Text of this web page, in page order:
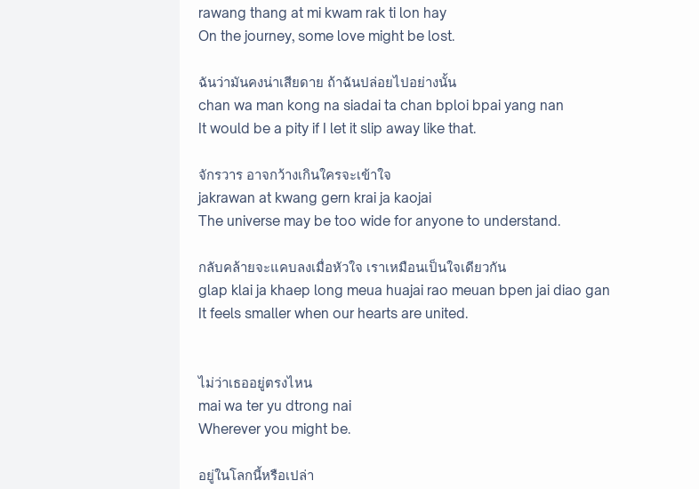
rawang thang at mi kwam rak ti lon hay
On the journey, some love might be lost.
ฉันว่ามันคงน่าเสียดาย ถ้าฉันปล่อยไปอย่างนั้น
chan wa man kong na siadai ta chan bploi bpai yang nan
It would be a pity if I let it slip away like that.
จักรวาร อาจกว้างเกินใครจะเข้าใจ
jakrawan at kwang gern krai ja kaojai
The universe may be too wide for anyone to understand.
กลับคล้ายจะแคบลงเมื่อหัวใจ เราเหมือนเป็นใจเดียวกัน
glap klai ja khaep long meua huajai rao meuan bpen jai diao gan
It feels smaller when our hearts are united.
ไม่ว่าเธออยู่ตรงไหน
mai wa ter yu dtrong nai
Wherever you might be.
อยู่ในโลกนี้หรือเปล่า